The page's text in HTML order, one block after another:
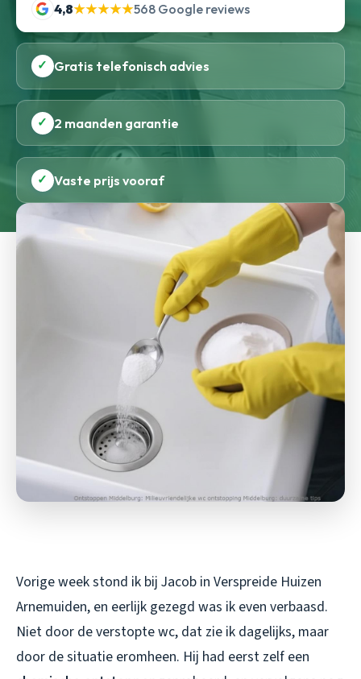
4,8★★★★★568 Google reviews
✓ Gratis telefonisch advies
✓ 2 maanden garantie
✓ Vaste prijs vooraf
Vorige week stond ik bij Jacob in Verspreide Huizen
Arnemuiden, en eerlijk gezegd was ik even verbaasd.
Niet door de verstopte wc, dat zie ik dagelijks, maar
door de situatie eromheen. Hij had eerst zelf een